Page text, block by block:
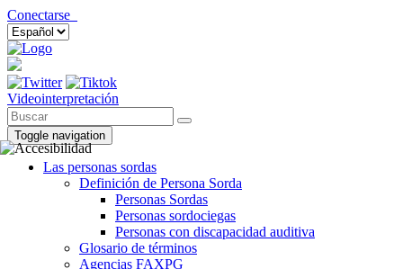
Conectarse
Videointerpretación
Toggle navigation
Las personas sordas
Definición de Persona Sorda
Personas Sordas
Personas sordociegas
Personas con discapacidad auditiva
Glosario de términos
Agencias FAXPG